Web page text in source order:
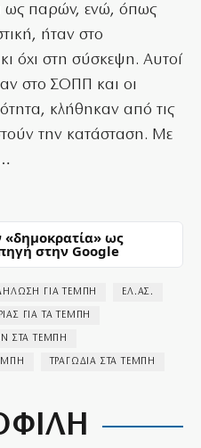
ως παρών, ενώ, όπως
ήταν στο
όχι στη σύσκεψη. Αυτοί
στο ΣΟΠΠ και οι
κλήθηκαν από τις
την κατάσταση. Με
«δημοκρατία» ως
στην Google
ΓΙΑ ΤΕΜΠΗ ΕΛ.ΑΣ.
ΓΙΑ ΤΑ ΤΕΜΠΗ
ΣΤΑ ΤΕΜΠΗ
ΤΡΑΓΩΔΙΑ ΣΤΑ ΤΕΜΠΗ